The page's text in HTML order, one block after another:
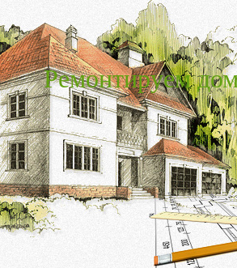
Ремонтируем